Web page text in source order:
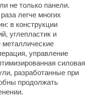
не только панели.
легче многих
в конструкции
углепластик и
металлические
управление
силовая
разработанные при
продолжать